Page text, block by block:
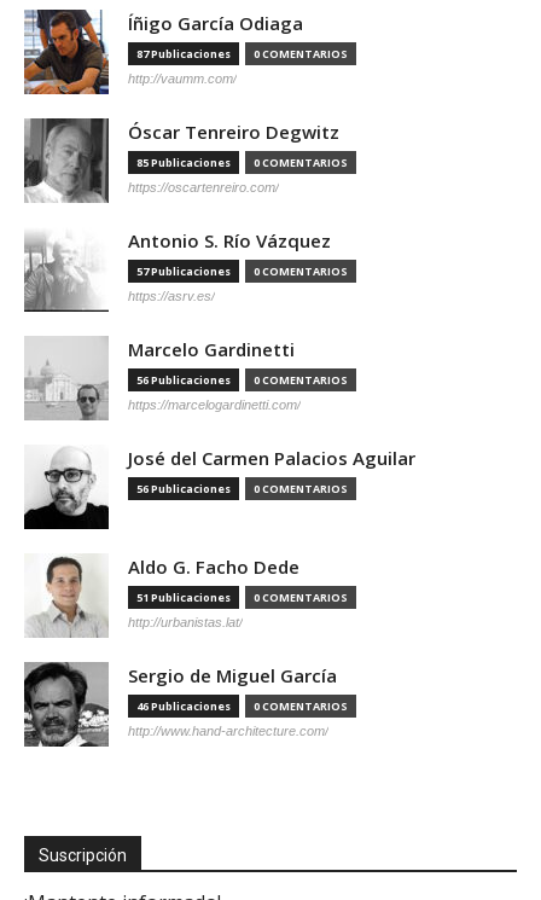
Íñigo García Odiaga
87 Publicaciones 0 COMENTARIOS
http://vaumm.com/
Óscar Tenreiro Degwitz
85 Publicaciones 0 COMENTARIOS
https://oscartenreiro.com/
Antonio S. Río Vázquez
57 Publicaciones 0 COMENTARIOS
https://asrv.es/
Marcelo Gardinetti
56 Publicaciones 0 COMENTARIOS
https://marcelogardinetti.com/
José del Carmen Palacios Aguilar
56 Publicaciones 0 COMENTARIOS
Aldo G. Facho Dede
51 Publicaciones 0 COMENTARIOS
http://urbanistas.lat/
Sergio de Miguel García
46 Publicaciones 0 COMENTARIOS
http://www.hand-architecture.com/
Suscripción